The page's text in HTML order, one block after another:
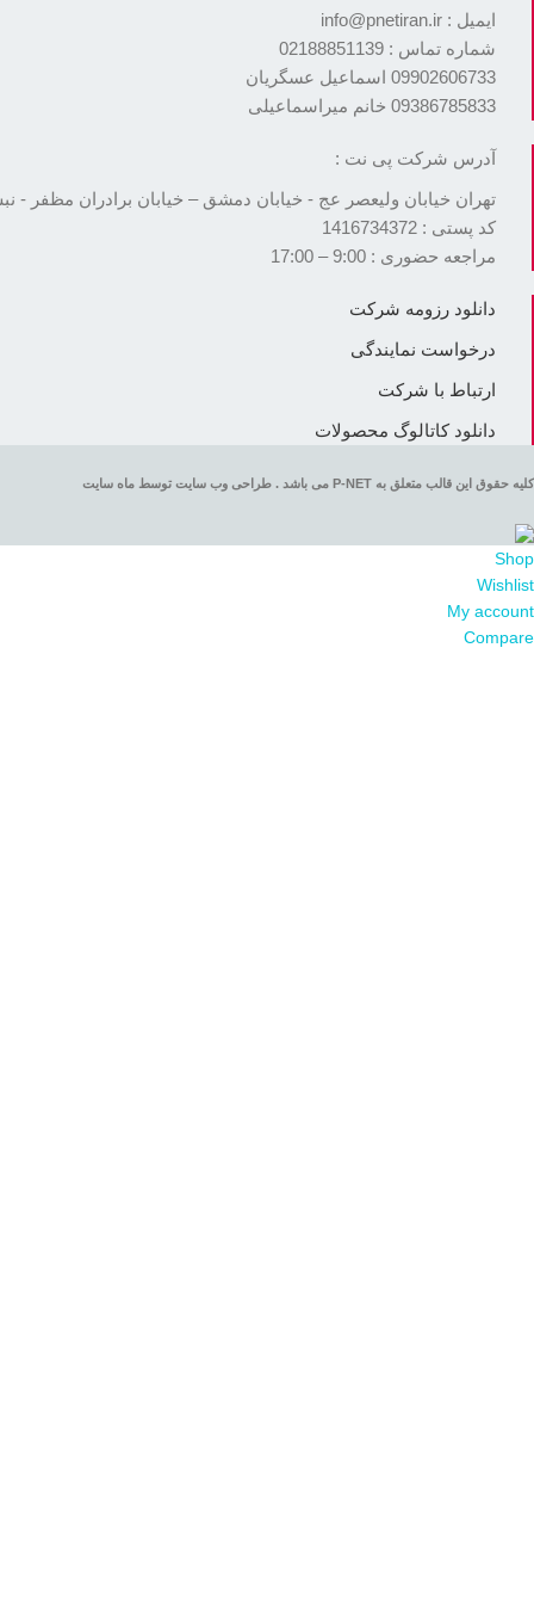
ایمیل : info@pnetiran.ir
شماره تماس : 02188851139
09902606733 اسماعیل عسگریان
09386785833 خانم میراسماعیلی
آدرس شرکت پی نت :
تهران خیابان ولیعصر عج - خیابان دمشق – خیابان برادران مظفر - نبش بن بست
کد پستی : 1416734372
مراجعه حضوری : 9:00 – 17:00
دانلود رزومه شرکت
درخواست نمایندگی
ارتباط با شرکت
دانلود کاتالوگ محصولات
کلیه حقوق این قالب متعلق به P-NET می باشد . طراحی وب سایت توسط ماه سایت
Shop
Wishlist
My account
Compare